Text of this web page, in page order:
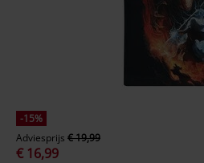
-15%
Adviesprijs € 19,99
€ 16,99